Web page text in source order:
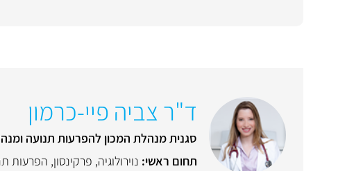
ד"ר צביה פיי-כרמון
סגנית מנהלת המכון להפרעות תנועה
תחום ראשי: נוירולוגיה, פרקינסון, הפרעות